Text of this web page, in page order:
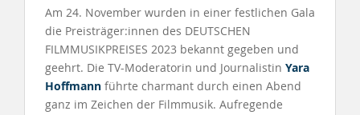
Am 24. November wurden in einer festlichen Gala
die Preisträger:innen des DEUTSCHEN
FILMMUSIKPREISES 2023 bekannt gegeben und
geehrt. Die TV-Moderatorin und Journalistin Yara
Hoffmann führte charmant durch einen Abend
ganz im Zeichen der Filmmusik. Aufregende